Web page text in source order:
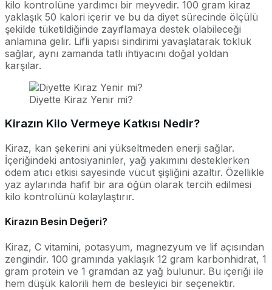
kilo kontrolüne yardımcı bir meyvedir. 100 gram kiraz
yaklaşık 50 kalori içerir ve bu da diyet sürecinde ölçülü
şekilde tüketildiğinde zayıflamaya destek olabileceği
anlamına gelir. Lifli yapısı sindirimi yavaşlatarak tokluk
sağlar, aynı zamanda tatlı ihtiyacını doğal yoldan
karşılar.
Diyette Kiraz Yenir mi?
Kirazın Kilo Vermeye Katkısı Nedir?
Kiraz, kan şekerini ani yükseltmeden enerji sağlar.
İçeriğindeki antosiyaninler, yağ yakımını desteklerken
ödem atıcı etkisi sayesinde vücut şişliğini azaltır. Özellikle
yaz aylarında hafif bir ara öğün olarak tercih edilmesi
kilo kontrolünü kolaylaştırır.
Kirazın Besin Değeri?
Kiraz, C vitamini, potasyum, magnezyum ve lif açısından
zengindir. 100 gramında yaklaşık 12 gram karbonhidrat, 1
gram protein ve 1 gramdan az yağ bulunur. Bu içeriği ile
hem düşük kalorili hem de besleyici bir seçenektir.